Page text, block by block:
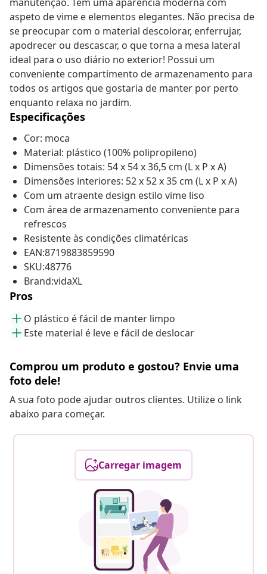
aspeto de vime e elementos elegantes. Não precisa de
se preocupar com o material descolorar, enferrujar,
apodrecer ou descascar, o que torna a mesa lateral
ideal para o uso diário no exterior! Possui um
conveniente compartimento de armazenamento para
todos os artigos que gostaria de manter por perto
enquanto relaxa no jardim.
Especificações
Cor: moca
Material: plástico (100% polipropileno)
Dimensões totais: 54 x 54 x 36,5 cm (L x P x A)
Dimensões interiores: 52 x 52 x 35 cm (L x P x A)
Com um atraente design estilo vime liso
Com área de armazenamento conveniente para
refrescos
Resistente às condições climatéricas
EAN:8719883859590
SKU:48776
Brand:vidaXL
Pros
O plástico é fácil de manter limpo
Este material é leve e fácil de deslocar
Comprou um produto e gostou? Envie uma
foto dele!
A sua foto pode ajudar outros clientes. Utilize o link
abaixo para começar.
Carregar imagem